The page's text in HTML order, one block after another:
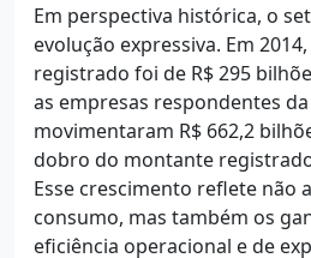
Em perspectiva histórica, o
evolução expressiva. Em
registrado foi de R$ 295
as empresas respondentes da
movimentaram R$ 662,2
dobro do montante
Esse crescimento reflete não
consumo, mas também os
eficiência operacional e de